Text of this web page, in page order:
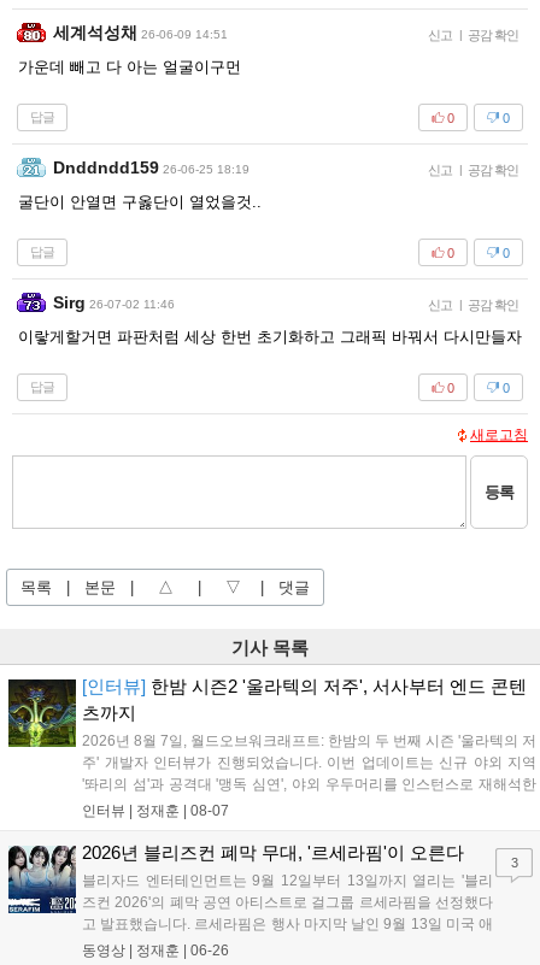
세계석성채 26-06-09 14:51 신고 | 공감 확인
가운데 빼고 다 아는 얼굴이구먼
답글 0
0
Dnddndd159 26-06-25 18:19 신고 | 공감 확인
굴단이 안열면 구옳단이 열었을것..
답글 0
0
Sirg 26-07-02 11:46 신고 | 공감 확인
이랗게할거면 파판처럼 세상 한번 초기화하고 그래픽 바꿔서 다시만들자
답글 0
0
새로고침
등록
목록 본문 △ ▽ 댓글
기사 목록
[인터뷰] 한밤 시즌2 '울라텍의 저주', 서사부터 엔드 콘텐
츠까지
2026년 8월 7일, 월드오브워크래프트: 한밤의 두 번째 시즌 '울라텍의 저
주' 개발자 인터뷰가 진행되었습니다. 이번 업데이트는 신규 야외 지역
'똬리의 섬'과 공격대 '맹독 심연', 야외 우두머리를 인스턴스로 재해석한
'소굴'을 포함합니다. 개발진은 하우징 시스템 개선 및 신화+ 던전 로테이
를 표했습니다....
인터뷰 | 정재훈 08-07
2026년 블리즈컨 폐막 무대, '르세라핌'이 오른다
블리자드 엔터테인먼트는 9월 12일부터 13일까지 열리는 '블리
즈컨 2026'의 폐막 공연 아티스트로 걸그룹 르세라핌을 선정했다
고 발표했습니다. 르세라핌은 행사 마지막 날인 9월 13일 미국 애
너하임 컨벤션 센터 메인 스테이지에 올라 팬들과 만날 예정입니
동영상 | 정재훈 06-26
3